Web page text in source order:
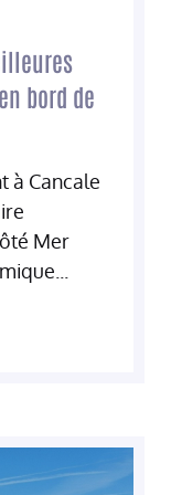
bord de
à Cancale
Mer